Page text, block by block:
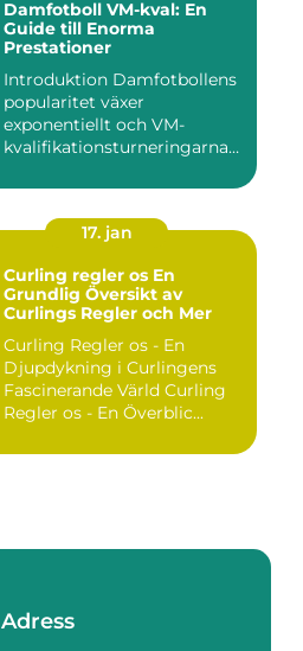
Damfotboll VM-kval: En
Guide till Enorma
Prestationer
Introduktion Damfotbollens
popularitet växer
exponentiellt och VM-
kvalifikationsturneringarna
17. jan
Curling regler os En
Grundlig Översikt av
Curlings Regler och Mer
Curling Regler os - En
Djupdykning i Curlingens
Fascinerande Värld Curling
Regler os - En Överblic...
Adress